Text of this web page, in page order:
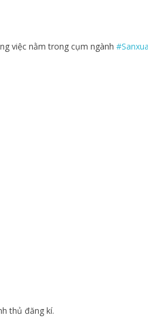
việc nằm trong cụm ngành
thủ đăng kí.